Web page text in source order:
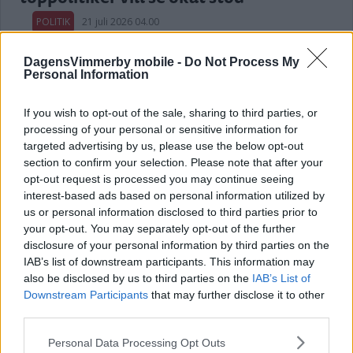
DagensVimmerby mobile - Do Not Process My
Personal Information
If you wish to opt-out of the sale, sharing to third parties, or
processing of your personal or sensitive information for
targeted advertising by us, please use the below opt-out
section to confirm your selection. Please note that after your
opt-out request is processed you may continue seeing
interest-based ads based on personal information utilized by
us or personal information disclosed to third parties prior to
your opt-out. You may separately opt-out of the further
disclosure of your personal information by third parties on the
IAB’s list of downstream participants. This information may
also be disclosed by us to third parties on the IAB’s List of
Downstream Participants that may further disclose it to other
Please note that this website/app uses one or more Google
Personal Data Processing Opt Outs
POLITIK 21 juli 2026 04.00
Annons:
Kalmar län förlorar mandat i riksdagen
– lokala politikerna får extra tufft
POLITIK 19 juli 2026 12.00
Malin Sjölander vill ha en tillgänglig
vård i alla steg